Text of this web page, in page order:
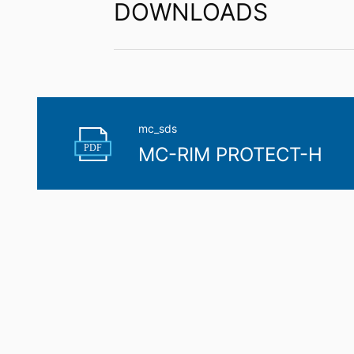
DOWNLOADS
PDF
mc_sds
MC-RIM PROTECT-H